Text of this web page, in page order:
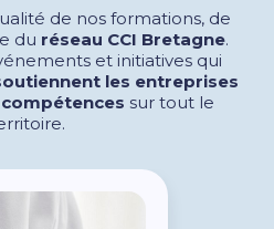
de nos formations, de
du réseau CCI Bretagne.
et initiatives qui
les entreprises
sur tout le